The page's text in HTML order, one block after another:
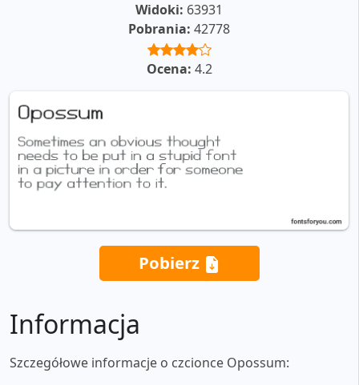
Widoki: 63931
Pobrania: 42778
Ocena: 4.2
Pobierz
Informacja
Szczegółowe informacje o czcionce Opossum: